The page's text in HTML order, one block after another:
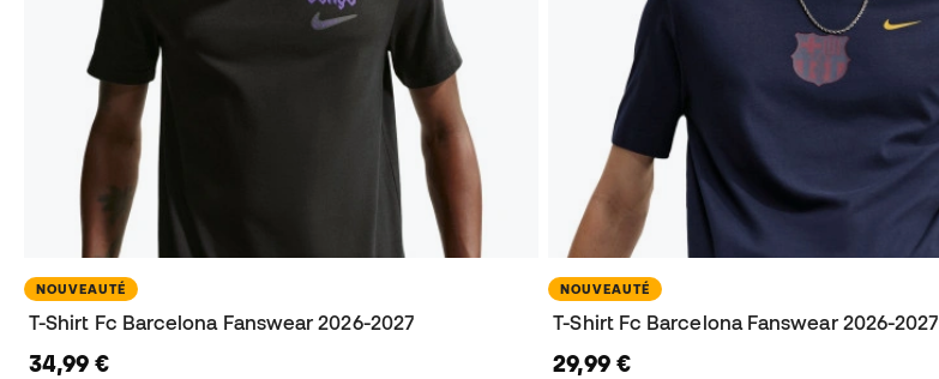
NOUVEAUTÉ
T-Shirt Fc Barcelona Fanswear 2026-2027
34,99 €
NOUVEAUTÉ
T-Shirt Fc Barcelona Fanswear 2026-2027
29,99 €